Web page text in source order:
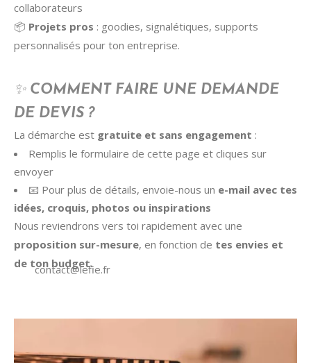
collaborateurs
📦 Projets pros : goodies, signalétiques, supports
personnalisés pour ton entreprise.
✨ COMMENT FAIRE UNE DEMANDE
DE DEVIS ?
La démarche est gratuite et sans engagement :
Remplis le formulaire de cette page et cliques sur
envoyer
📧 Pour plus de détails, envoie-nous un e-mail avec tes
idées, croquis, photos ou inspirations
Nous reviendrons vers toi rapidement avec une
proposition sur-mesure, en fonction de tes envies et
de ton budget.
contact@lefie.fr